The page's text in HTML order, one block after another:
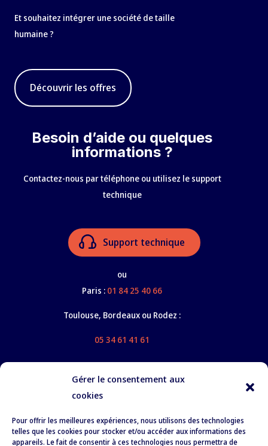
Gérer le consentement aux
cookies
Pour offrir les meilleures expériences, nous utilisons des technologies
telles que les cookies pour stocker et/ou accéder aux informations des
appareils. Le fait de consentir à ces technologies nous permettra de
Et souhaitez intégrer une société de taille
humaine ?
Découvrir les offres
Besoin d’aide ou quelques
informations ?
Contactez-nous par téléphone ou utilisez le support
technique
Support technique
ou
Paris : 01 84 25 40 66
Toulouse, Bordeaux ou Rodez :
05 34 61 41 61
À propos